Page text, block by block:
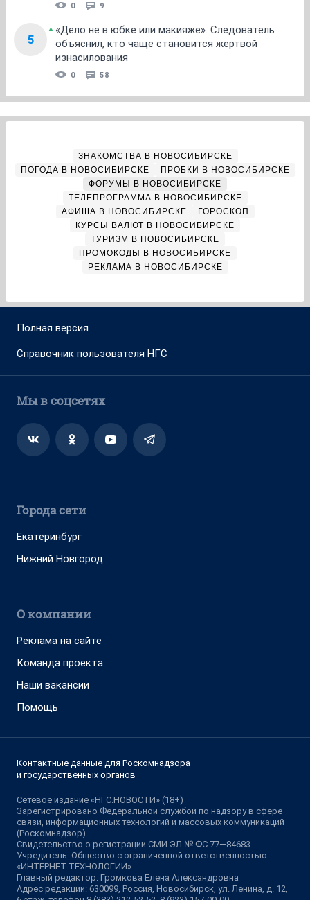
0 9
5
«Дело не в юбке или макияже». Следователь
объяснил, кто чаще становится жертвой
изнасилования
0 58
ЗНАКОМСТВА В НОВОСИБИРСКЕ
ПОГОДА В НОВОСИБИРСКЕ
ПРОБКИ В НОВОСИБИРСКЕ
ФОРУМЫ В НОВОСИБИРСКЕ
ТЕЛЕПРОГРАММА В НОВОСИБИРСКЕ
АФИША В НОВОСИБИРСКЕ
ГОРОСКОП
КУРСЫ ВАЛЮТ В НОВОСИБИРСКЕ
ТУРИЗМ В НОВОСИБИРСКЕ
ПРОМОКОДЫ В НОВОСИБИРСКЕ
РЕКЛАМА В НОВОСИБИРСКЕ
Полная версия
Справочник пользователя НГС
Мы в соцсетях
Города сети
Екатеринбург
Нижний Новгород
О компании
Реклама на сайте
Команда проекта
Наши вакансии
Помощь
Контактные данные для Роскомнадзора
и государственных органов
Сетевое издание «НГС.НОВОСТИ» (18+)
Зарегистрировано Федеральной службой по надзору в сфере
связи, информационных технологий и массовых коммуникаций
(Роскомнадзор)
Свидетельство о регистрации СМИ ЭЛ № ФС 77—84683
Учредитель: Общество с ограниченной ответственностью
«ИНТЕРНЕТ ТЕХНОЛОГИИ»
Главный редактор: Громкова Елена Александровна
Адрес редакции: 630099, Россия, Новосибирск, ул. Ленина, д. 12,